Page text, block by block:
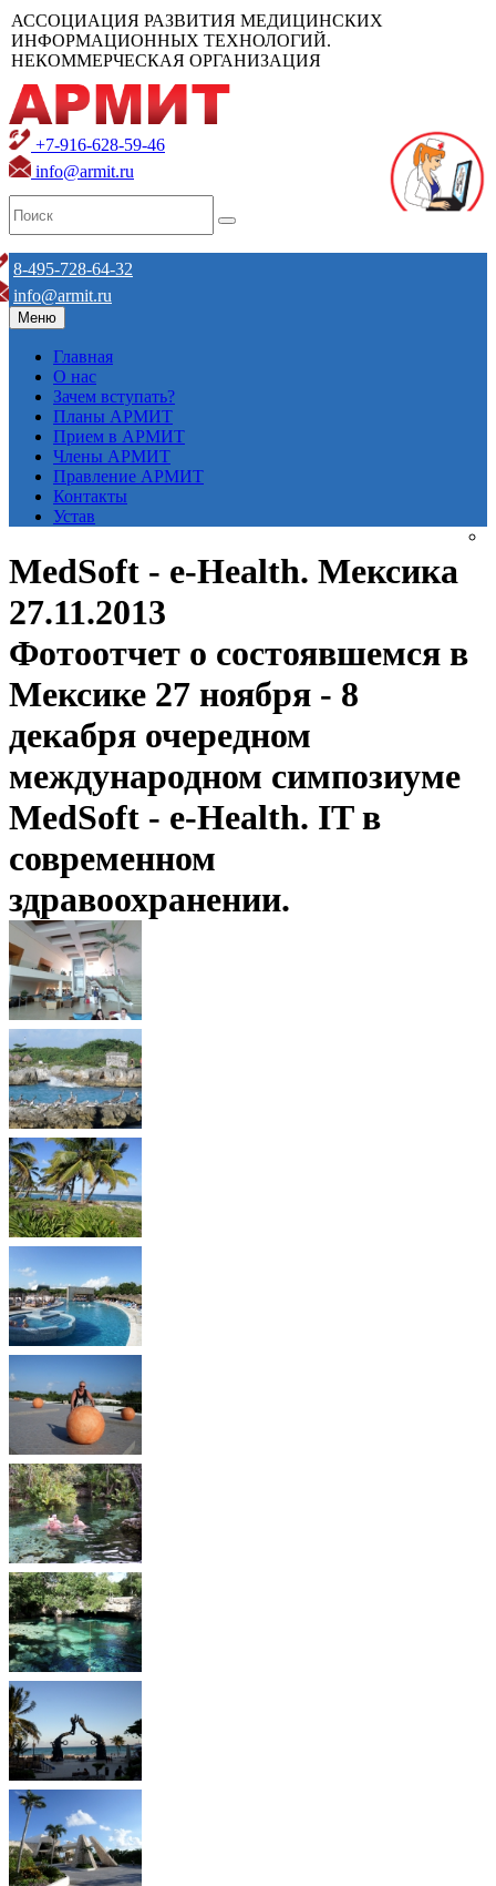
АССОЦИАЦИЯ РАЗВИТИЯ МЕДИЦИНСКИХ
ИНФОРМАЦИОННЫХ ТЕХНОЛОГИЙ.
НЕКОММЕРЧЕСКАЯ ОРГАНИЗАЦИЯ
+7-916-628-59-46
info@armit.ru
8-495-728-64-32
info@armit.ru
Меню
Главная
О нас
Зачем вступать?
Планы АРМИТ
Прием в АРМИТ
Члены АРМИТ
Правление АРМИТ
Контакты
Устав
MedSoft - e-Health. Мексика
27.11.2013
Фотоотчет о состоявшемся в
Мексике 27 ноября - 8
декабря очередном
международном симпозиуме
MedSoft - e-Health. IT в
современном
здравоохранении.